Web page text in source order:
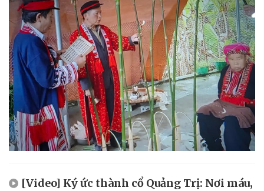
[Video] Ký ức thành cổ Quảng Trị: Nơi máu,